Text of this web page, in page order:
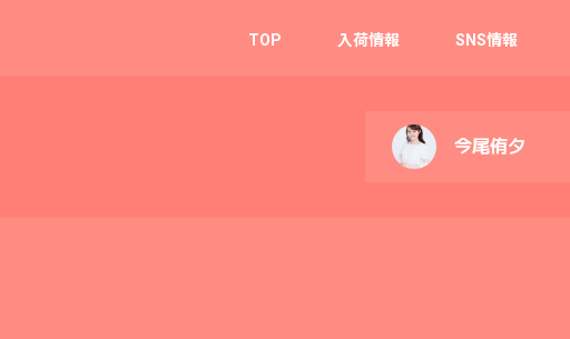
TOP 入荷情報 SNS情報
今尾侑夕